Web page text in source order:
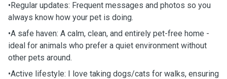
•Regular updates: Frequent messages and photos so you
always know how your pet is doing.
•A safe haven: A calm, clean, and entirely pet-free home -
ideal for animals who prefer a quiet environment without
other pets around.
•Active lifestyle: I love taking dogs/cats for walks, ensuring